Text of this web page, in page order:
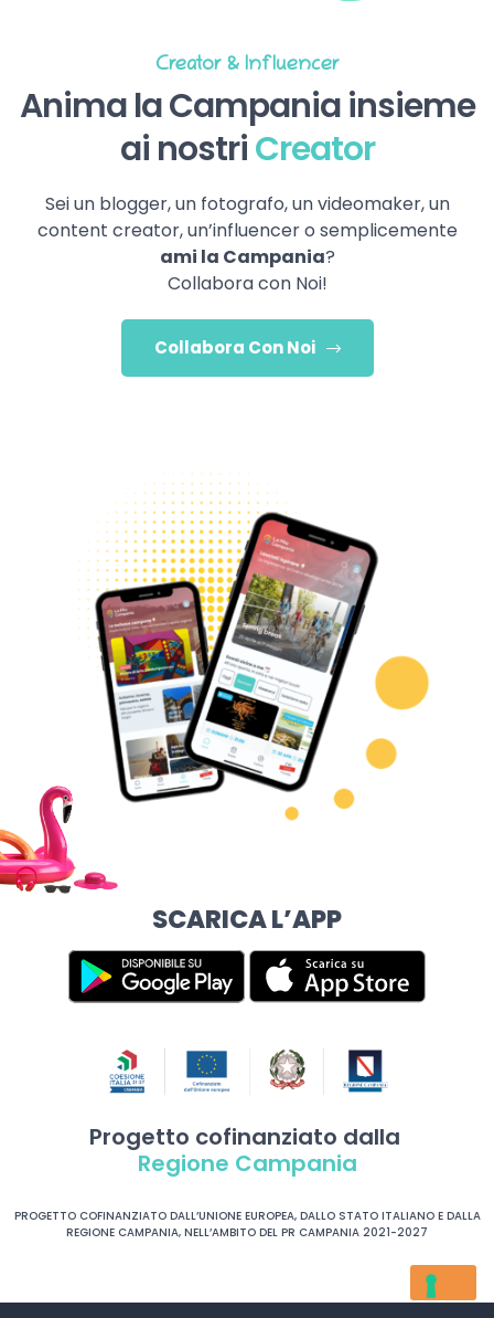
Creator & Influencer
Anima la Campania insieme
ai nostriCreator
Sei un blogger, un fotografo, un videomaker, un
content creator, un’influencer o semplicemente
ami la Campania?
Collabora con Noi!
Collabora Con Noi
SCARICA L’APP
Progetto cofinanziato dalla
Regione Campania
PROGETTO COFINANZIATO DALL’UNIONE EUROPEA, DALLO STATO ITALIANO E DALLA
REGIONE CAMPANIA, NELL’AMBITO DEL PR CAMPANIA 2021-2027